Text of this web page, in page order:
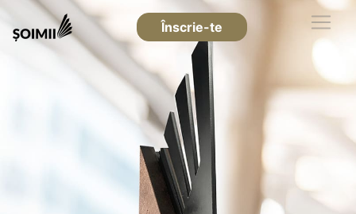
Înscrie-te